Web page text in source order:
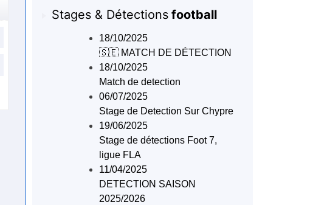
Stages & Détections football
18/10/2025
🇸🇪 MATCH DE DÉTECTION
18/10/2025
Match de detection
06/07/2025
Stage de Detection Sur Chypre
19/06/2025
Stage de détections Foot 7,
ligue FLA
11/04/2025
DETECTION SAISON
2025/2026